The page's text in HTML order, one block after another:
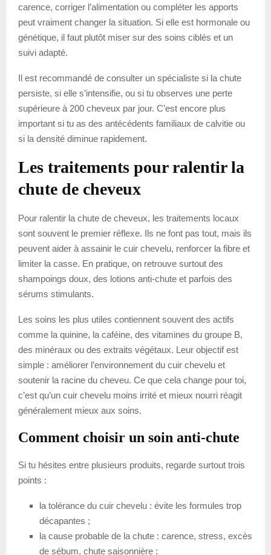
carence, corriger l’alimentation ou compléter les apports
peut vraiment changer la situation. Si elle est hormonale ou
génétique, il faut plutôt miser sur des soins ciblés et un
suivi adapté.
Il est recommandé de consulter un spécialiste si la chute
persiste, si elle s’intensifie, ou si tu observes une perte
supérieure à 200 cheveux par jour. C’est encore plus
important si tu as des antécédents familiaux de calvitie ou
si la densité diminue rapidement.
Les traitements pour ralentir la
chute de cheveux
Pour ralentir la chute de cheveux, les traitements locaux
sont souvent le premier réflexe. Ils ne font pas tout, mais ils
peuvent aider à assainir le cuir chevelu, renforcer la fibre et
limiter la casse. En pratique, on retrouve surtout des
shampoings doux, des lotions anti-chute et parfois des
sérums stimulants.
Les soins les plus utiles contiennent souvent des actifs
comme la quinine, la caféine, des vitamines du groupe B,
des minéraux ou des extraits végétaux. Leur objectif est
simple : améliorer l’environnement du cuir chevelu et
soutenir la racine du cheveu. Ce que cela change pour toi,
c’est qu’un cuir chevelu moins irrité et mieux nourri réagit
généralement mieux aux soins.
Comment choisir un soin anti-chute
Si tu hésites entre plusieurs produits, regarde surtout trois
points :
la tolérance du cuir chevelu : évite les formules trop
décapantes ;
la cause probable de la chute : carence, stress, excès
de sébum, chute saisonnière ;